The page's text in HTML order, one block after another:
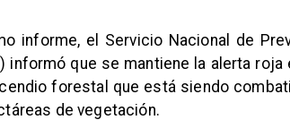
informe, el Servicio Nacional de
informó que se mantiene la alerta roja
forestal que está siendo
de vegetación.